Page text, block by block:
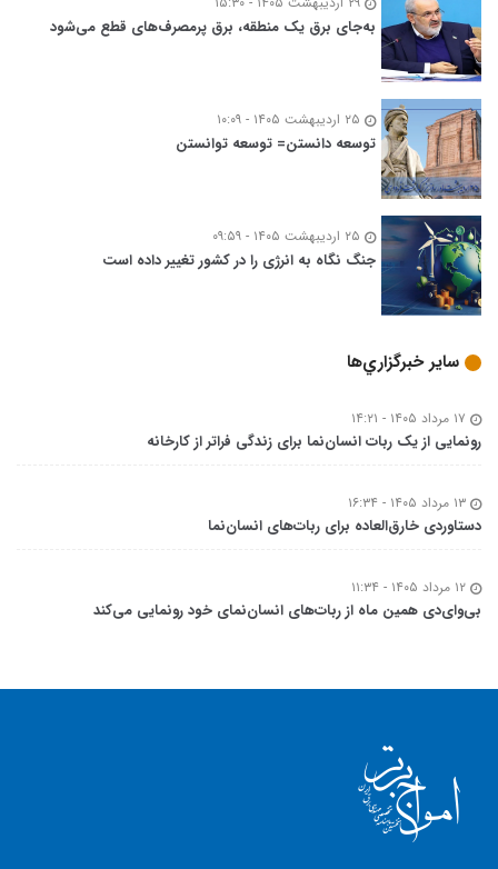
به‌جای برق یک منطقه، برق پرمصرف‌های قطع می‌شود
توسعه‌ دانستن= توسعه توانستن
جنگ نگاه به انرژی را در کشور تغییر داده است
ساير خبرگزاري‌ها
رونمایی از یک ربات انسان‌نما برای زندگی فراتر از کارخانه
دستاوردی خارق‌العاده برای ربات‌های انسان‌نما
بی‌وای‌دی همین ماه از ربات‌های انسان‌نمای خود رونمایی می‌کند